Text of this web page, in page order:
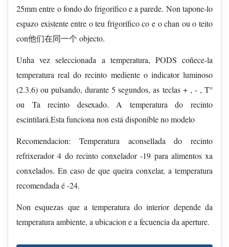
25mm entre o fondo do frigorífico e a parede. Non tapone-lo
espazo existente entre o teu frigorífico co e o chan ou o teito
con他们在同一个 objecto.
Unha vez seleccionada a temperatura, PODS coñece-la
temperatura real do recinto mediente o indicator luminoso
(2.3.6) ou pulsando, durante 5 segundos, as teclas + , - , T°
ou Ta recinto desexado. A temperatura do recinto
escintilará.Esta funciona non está disponible no modelo
Recomendacion: Temperatura aconsellada do recinto
refrixerador 4 do recinto conxelador -19 para alimentos xa
conxelados. En caso de que queira conxelar, a temperatura
recomendada é -24.
Non esquezas que a temperatura do interior depende da
temperatura ambiente, a ubicacion e a fecuencia da aperture.